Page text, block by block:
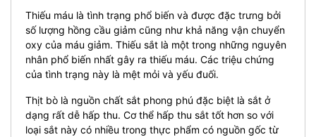
Thiếu máu là tình trạng phổ biến và được đặc trưng bởi
số lượng hồng cầu giảm cũng như khả năng vận chuyển
oxy của máu giảm. Thiếu sắt là một trong những nguyên
nhân phổ biến nhất gây ra thiếu máu. Các triệu chứng
của tình trạng này là mệt mỏi và yếu đuối.
Thịt bò là nguồn chất sắt phong phú đặc biệt là sắt ở
dạng rất dễ hấp thu. Cơ thể hấp thu sắt tốt hơn so với
loại sắt này có nhiều trong thực phẩm có nguồn gốc từ